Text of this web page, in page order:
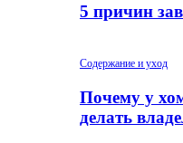
5 причин
Содержание и уход
Почему у
делать